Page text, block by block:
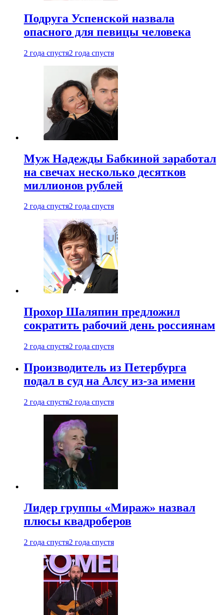
Подруга Успенской назвала
опасного для певицы человека
2 года спустя2 года спустя
Муж Надежды Бабкиной заработал
на свечах несколько десятков
миллионов рублей
2 года спустя2 года спустя
Прохор Шаляпин предложил
сократить рабочий день россиянам
2 года спустя2 года спустя
Производитель из Петербурга
подал в суд на Алсу из-за имени
2 года спустя2 года спустя
Лидер группы «Мираж» назвал
плюсы квадроберов
2 года спустя2 года спустя